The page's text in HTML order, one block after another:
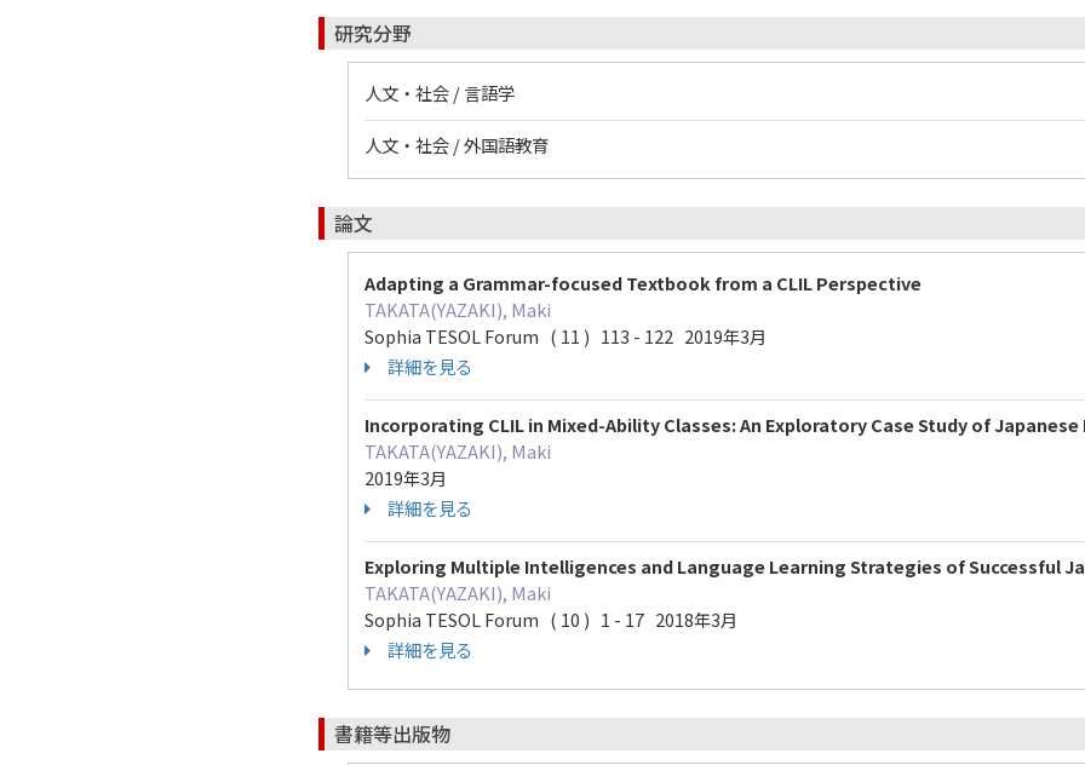
研究分野
人文・社会 / 言語学
人文・社会 / 外国語教育
論文
Adapting a Grammar-focused Textbook from a CLIL Perspective
TAKATA(YAZAKI), Maki
Sophia TESOL Forum ( 11 ) 113 - 122 2019年3月
詳細を見る
Incorporating CLIL in Mixed-Ability Classes: An Exploratory Case Study of
TAKATA(YAZAKI), Maki
2019年3月
詳細を見る
Exploring Multiple Intelligences and Language Learning Strategies of Successful
TAKATA(YAZAKI), Maki
Sophia TESOL Forum ( 10 ) 1 - 17 2018年3月
詳細を見る
書籍等出版物